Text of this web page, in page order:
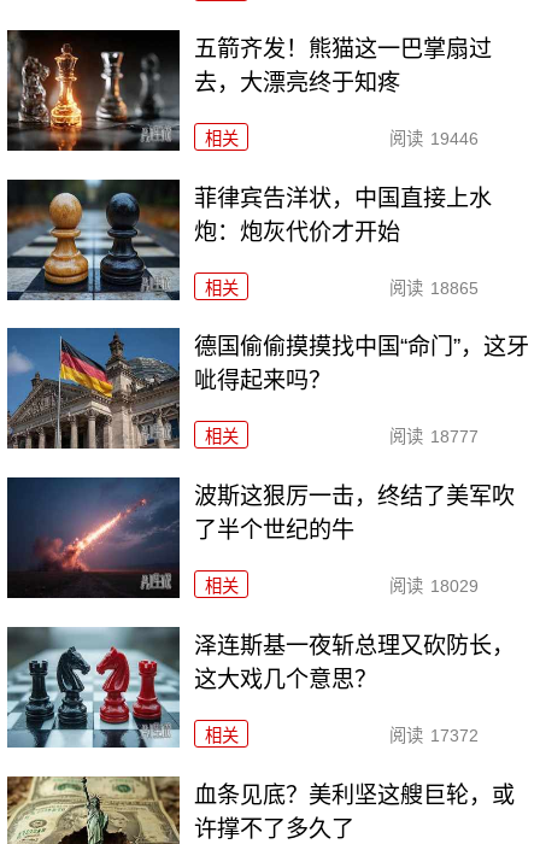
五箭齐发！熊猫这一巴掌扇过
去，大漂亮终于知疼
相关 阅读 19446
菲律宾告洋状，中国直接上水
炮：炮灰代价才开始
相关 阅读 18865
德国偷偷摸摸找中国“命门”，这牙
呲得起来吗？
相关 阅读 18777
波斯这狠厉一击，终结了美军吹
了半个世纪的牛
相关 阅读 18029
泽连斯基一夜斩总理又砍防长，
这大戏几个意思？
相关 阅读 17372
血条见底？美利坚这艘巨轮，或
许撑不了多久了